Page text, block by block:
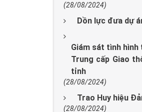
(28/08/2024)
Dồn lực đưa dự
Giám sát tình
Trung cấp Giao
tỉnh
(28/08/2024)
Trao Huy hiệu
(28/08/2024)